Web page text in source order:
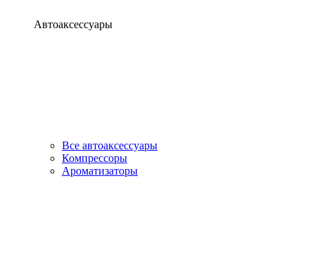
Автоаксессуары
Все автоаксессуары
Компрессоры
Ароматизаторы